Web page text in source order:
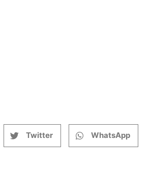
Twitter WhatsApp